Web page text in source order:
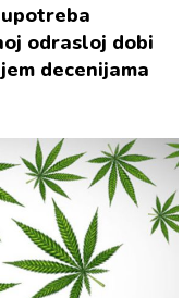
odrasloj dobi
decenijama